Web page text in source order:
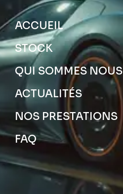
ACCUEIL
STOCK
QUI SOMMES NOUS
ACTUALITÉS
NOS PRESTATIONS
FAQ